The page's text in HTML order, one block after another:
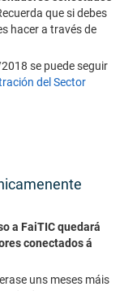
que si debes
hacer a través de
se puede seguir
del Sector
a FaiTIC quedará
conectados á
uns meses máis